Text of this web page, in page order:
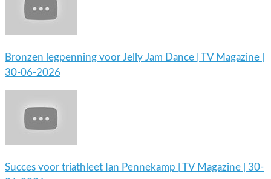
Bronzen legpenning voor Jelly Jam Dance | TV Magazine |
30-06-2026
Succes voor triathleet Ian Pennekamp | TV Magazine | 30-